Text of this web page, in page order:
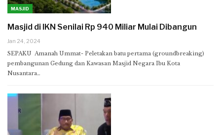
MASJID
Masjid di IKN Senilai Rp 940 Miliar Mulai Dibangun
Jan 24, 2024
SEPAKU Amanah Ummat- Peletakan batu pertama (groundbreaking)
pembangunan Gedung dan Kawasan Masjid Negara Ibu Kota
Nusantara…